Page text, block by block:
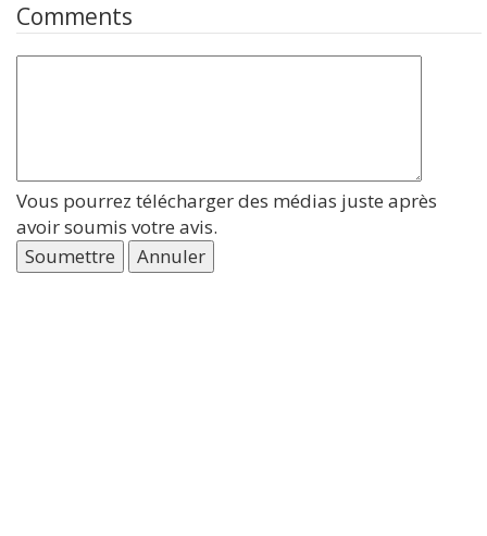
Comments
Vous pourrez télécharger des médias juste après
avoir soumis votre avis.
Soumettre
Annuler